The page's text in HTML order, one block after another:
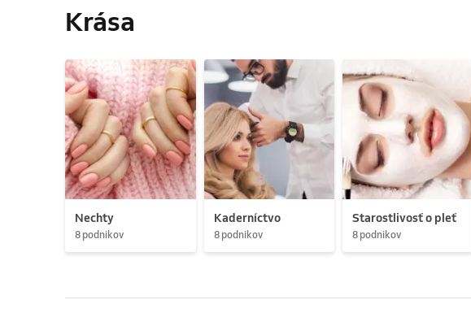
Krása
Nechty
8 podnikov
Kaderníctvo
8 podnikov
Starostlivosť o pleť
8 podnikov